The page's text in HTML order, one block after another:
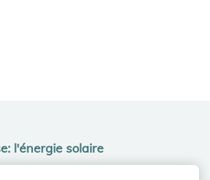
l'énergie solaire